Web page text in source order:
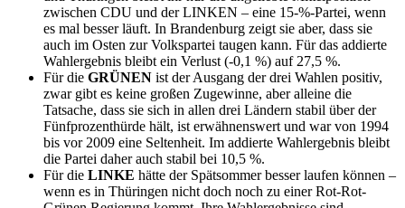
zwischen CDU und der LINKEN – eine 15-%-Partei, wenn
es mal besser läuft. In Brandenburg zeigt sie aber, dass sie
auch im Osten zur Volkspartei taugen kann. Für das addierte
Wahlergebnis bleibt ein Verlust (-0,1 %) auf 27,5 %.
Für die GRÜNEN ist der Ausgang der drei Wahlen positiv,
zwar gibt es keine großen Zugewinne, aber alleine die
Tatsache, dass sie sich in allen drei Ländern stabil über der
Fünfprozenthürde hält, ist erwähnenswert und war von 1994
bis vor 2009 eine Seltenheit. Im addierte Wahlergebnis bleibt
die Partei daher auch stabil bei 10,5 %.
Für die LINKE hätte der Spätsommer besser laufen können –
wenn es in Thüringen nicht doch noch zu einer Rot-Rot-